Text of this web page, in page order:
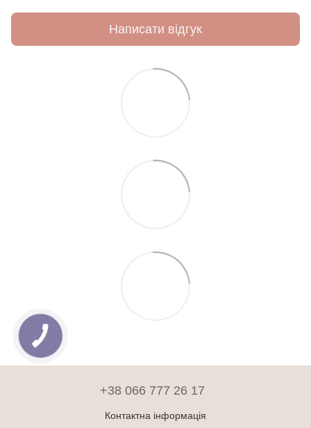
Написати відгук
+38 066 777 26 17
Контактна інформація